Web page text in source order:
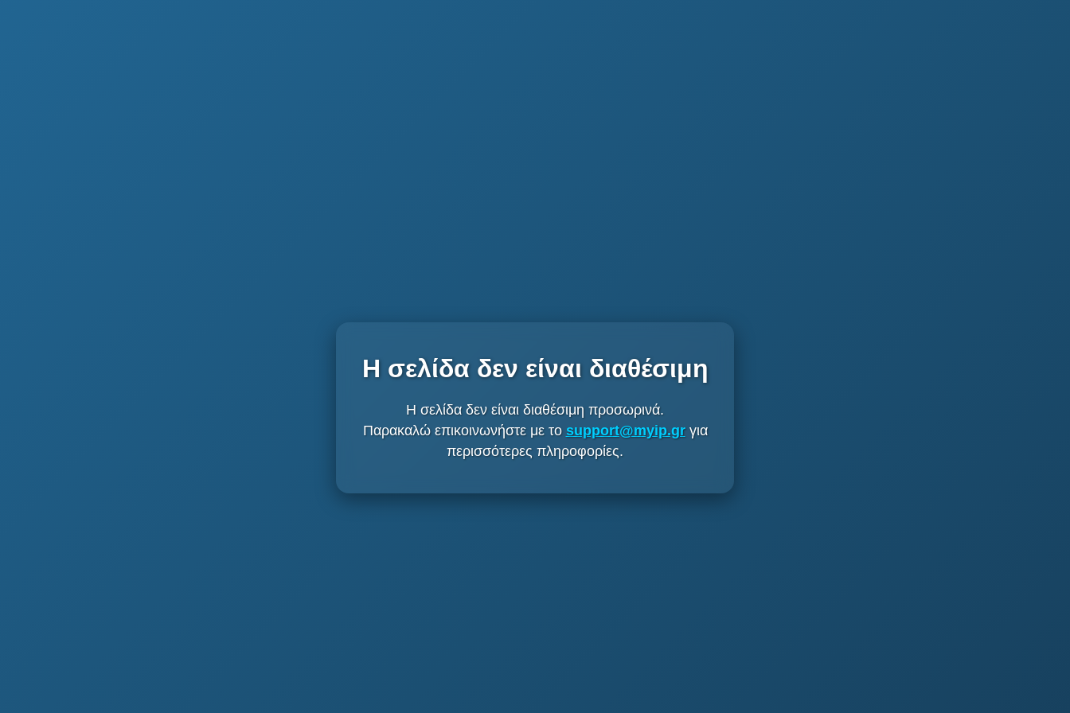
Η σελίδα δεν είναι διαθέσιμη
Η σελίδα δεν είναι διαθέσιμη προσωρινά.
Παρακαλώ επικοινωνήστε με το support@myip.grγια
περισσότερες πληροφορίες.